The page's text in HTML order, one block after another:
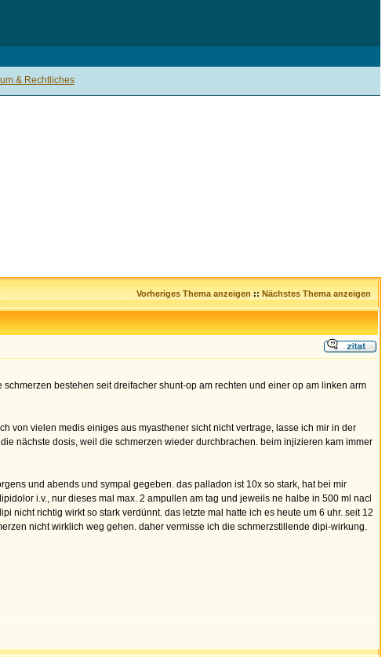
Vorheriges Thema anzeigen :: Nächstes Thema anzeigen
bestehen seit dreifacher shunt-op am rechten und einer op am linken arm
von vielen medis einiges aus myasthener sicht nicht vertrage, lasse ich mir in der
nächste dosis, weil die schmerzen wieder durchbrachen. beim injizieren kam immer
und abends und sympal gegeben. das palladon ist 10x so stark, hat bei mir
i.v., nur dieses mal max. 2 ampullen am tag und jeweils ne halbe in 500 ml nacl
nicht richtig wirkt so stark verdünnt. das letzte mal hatte ich es heute um 6 uhr. seit 12
nicht wirklich weg gehen. daher vermisse ich die schmerzstillende dipi-wirkung.
& Rechtliches